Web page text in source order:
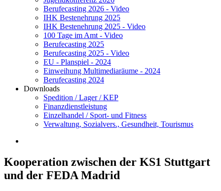
Berufecasting 2026 - Video
IHK Bestenehrung 2025
IHK Bestenehrung 2025 - Video
100 Tage im Amt - Video
Berufecasting 2025
Berufecasting 2025 - Video
EU - Planspiel - 2024
Einweihung Multimediaräume - 2024
Berufecasting 2024
Downloads
Spedition / Lager / KEP
Finanzdienstleistung
Einzelhandel / Sport- und Fitness
Verwaltung, Sozialvers., Gesundheit, Tourismus
Kooperation zwischen der KS1 Stuttgart
und der FEDA Madrid